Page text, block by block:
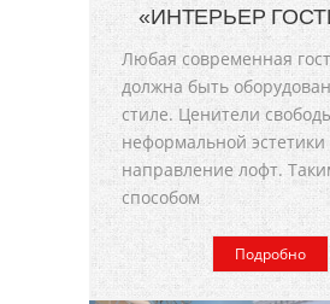
«ИНТЕРЬЕР
Любая современная
должна быть
стиле. Ценители
неформальной
направление лофт.
способом
Подробно